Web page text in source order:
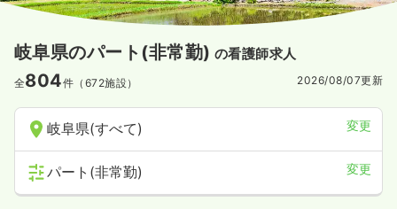
岐阜県のパート(非常勤) の看護師求人
全804件（672施設） 2026/08/07更新
岐阜県(すべて) 変更
パート(非常勤) 変更